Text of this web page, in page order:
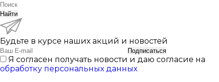
Найти
Будьте в курсе наших акций и новостей
Подписаться
Я согласен получать новости и даю согласие на
обработку персональных данных